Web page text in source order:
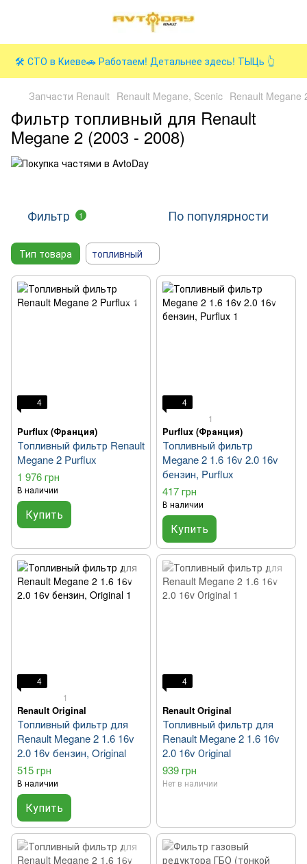
🛠️ СТО в Киеве🚗 Работаем! Детальнее здесь! ТЫЦь 👆
Запчасти Renault Renault Megane, Scenic Renault Megane
Фильтр топливный для Renault
Megane 2 (2003 - 2008)
Фильтр 1 По популярности
Тип товара топливный
4
Purflux (Франция)
Топливный фильтр Renault
Megane 2 Purflux
1 976 грн
В наличии
Купить
4
1
Purflux (Франция)
Топливный фильтр
Megane 2 1.6 16v 2.0 16v
бензин, Purflux
417 грн
В наличии
Купить
4
1
Renault Original
Топливный фильтр для
Renault Megane 2 1.6 16v
2.0 16v бензин, Original
515 грн
В наличии
Купить
4
Renault Original
Топливный фильтр для
Renault Megane 2 1.6 16v
2.0 16v Оriginal
939 грн
Нет в наличии